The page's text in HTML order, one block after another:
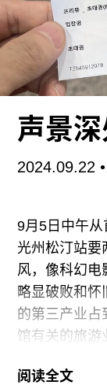
乎完全停止了
在爱茉莉太
pop-up带来
展与艾默格林
的大型展览尴
妙的酷儿暗示
了。亚当斯的
与德拉塞特在
馆）是一场
的“最漂亮的
其中有一个完
声景
2024.09.22
9月5日中午从
光州松汀站要
风，像科幻电
略显破败和怀
的第三产业占
馆有关的旅游
立足。
阅读全文